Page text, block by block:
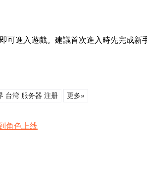
可進入遊戲。建議首次進入時先完成
台湾 服务器 注册 更多»
角色上线